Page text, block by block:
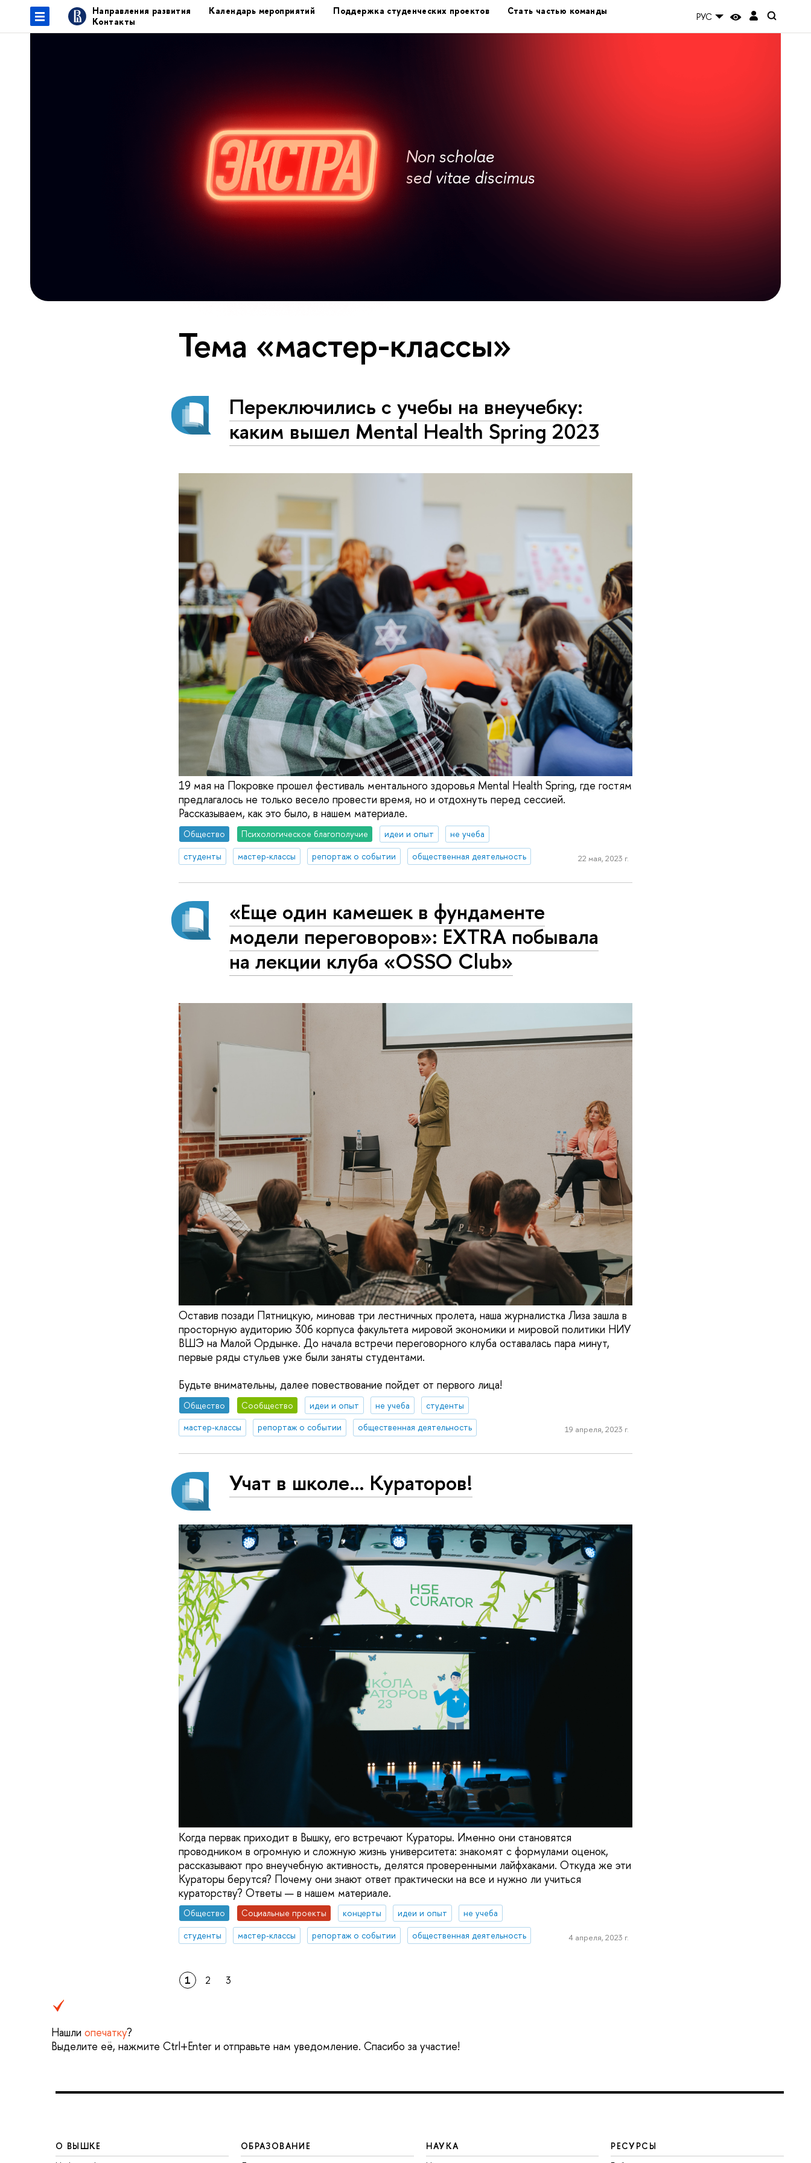
Направления развития Календарь мероприятий Поддержка студенческих проектов
Стать частью команды
Контакты
РУС
Non scholae
sed vitae discimus
Тема «мастер-классы»
Переключились с учебы на внеучебку:
каким вышел Mental Health Spring 2023
19 мая на Покровке прошел фестиваль ментального здоровья Mental Health Spring, где гостям
предлагалось не только весело провести время, но и отдохнуть перед сессией.
Рассказываем, как это было, в нашем материале.
Общество Психологическое благополучие идеи и опыт
не учеба
студенты
мастер-классы репортаж о событии общественная деятельность 22 мая, 2023 г.
«Еще один камешек в фундаменте
модели переговоров»: EXTRA побывала
на лекции клуба «OSSO Club»
Оставив позади Пятницкую, миновав три лестничных пролета, наша журналистка Лиза зашла в
просторную аудиторию 306 корпуса факультета мировой экономики и мировой политики НИУ
ВШЭ на Малой Ордынке. До начала встречи переговорного клуба оставалась пара минут,
первые ряды стульев уже были заняты студентами.
Будьте внимательны, далее повествование пойдет от первого лица!
Общество Сообщество идеи и опыт не учеба
студенты
мастер-классы
репортаж о событии общественная деятельность 19 апреля, 2023 г.
Учат в школе… Кураторов!
Когда первак приходит в Вышку, его встречают Кураторы. Именно они становятся
проводником в огромную и сложную жизнь университета: знакомят с формулами оценок,
рассказывают про внеучебную активность, делятся проверенными лайфхаками. Откуда же эти
Кураторы берутся? Почему они знают ответ практически на все и нужно ли учиться
кураторству? Ответы — в нашем материале.
Общество Социальные проекты концерты идеи и опыт
не учеба
студенты
мастер-классы репортаж о событии общественная деятельность 4 апреля, 2023 г.
1 2 3
Нашли опечатку?
Выделите её, нажмите Ctrl+Enter и отправьте нам уведомление. Спасибо за участие!
О ВЫШКЕ
ОБРАЗОВАНИЕ
НАУКА
РЕСУРСЫ